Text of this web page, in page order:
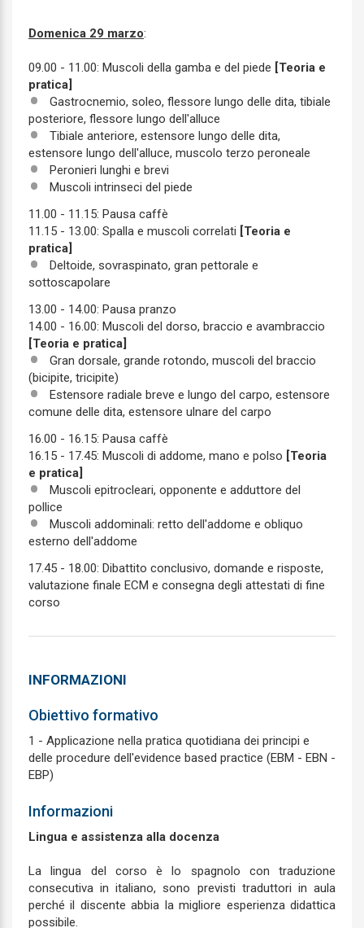
Domenica 29 marzo:
09.00 - 11.00: Muscoli della gamba e del piede [Teoria e
pratica]
Gastrocnemio, soleo, flessore lungo delle dita, tibiale
posteriore, flessore lungo dell'alluce
Tibiale anteriore, estensore lungo delle dita,
estensore lungo dell'alluce, muscolo terzo peroneale
Peronieri lunghi e brevi
Muscoli intrinseci del piede
11.00 - 11.15: Pausa caffè
11.15 - 13.00: Spalla e muscoli correlati [Teoria e
pratica]
Deltoide, sovraspinato, gran pettorale e
sottoscapolare
13.00 - 14.00: Pausa pranzo
14.00 - 16.00: Muscoli del dorso, braccio e avambraccio
[Teoria e pratica]
Gran dorsale, grande rotondo, muscoli del braccio
(bicipite, tricipite)
Estensore radiale breve e lungo del carpo, estensore
comune delle dita, estensore ulnare del carpo
16.00 - 16.15: Pausa caffè
16.15 - 17.45: Muscoli di addome, mano e polso [Teoria
e pratica]
Muscoli epitrocleari, opponente e adduttore del
pollice
Muscoli addominali: retto dell'addome e obliquo
esterno dell'addome
17.45 - 18.00: Dibattito conclusivo, domande e risposte,
valutazione finale ECM e consegna degli attestati di fine
corso
INFORMAZIONI
Obiettivo formativo
1 - Applicazione nella pratica quotidiana dei principi e
delle procedure dell'evidence based practice (EBM - EBN -
EBP)
Informazioni
Lingua e assistenza alla docenza
La lingua del corso è lo spagnolo con traduzione
consecutiva in italiano, sono previsti traduttori in aula
perché il discente abbia la migliore esperienza didattica
possibile.